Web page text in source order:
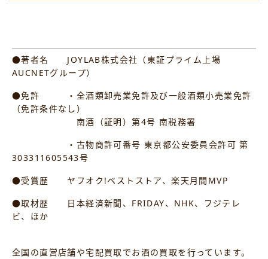
●著者名 JOYLAB株式会社（東証プライム上場
AUCNETグループ）
●免許 ・全酒類卸売業免許及び一般酒類小売業免許
（免許条件なし）
南酒（証明）第4号 南税務署
・古物商許可番号 東京都公安委員会許可 第
303311605543号
●受賞歴 ヤフオク!ベストストア、楽天月間MVP
●取材歴 日本経済新聞、FRIDAY、NHK、フジテレ
ビ、ほか
全国の直営店舗や宅配買取でお酒の買取を行っています。